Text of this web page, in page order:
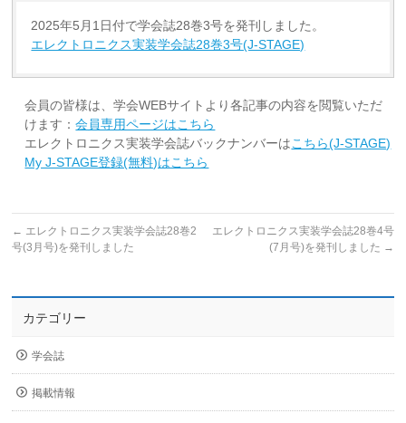
2025年5月1日付で学会誌28巻3号を発刊しました。
エレクトロニクス実装学会誌28巻3号(J-STAGE)
会員の皆様は、学会WEBサイトより各記事の内容を閲覧いただ
けます：会員専用ページはこちら
エレクトロニクス実装学会誌バックナンバーはこちら(J-STAGE)
My J-STAGE登録(無料)はこちら
← エレクトロニクス実装学会誌28巻2
号(3月号)を発刊しました
エレクトロニクス実装学会誌28巻4号
(7月号)を発刊しました →
カテゴリー
学会誌
掲載情報